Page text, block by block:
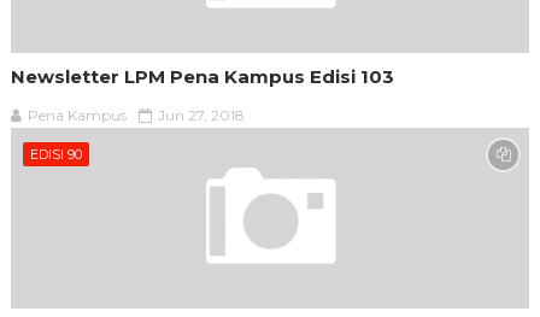
Newsletter LPM Pena Kampus Edisi 103
Pena Kampus Jun 27, 2018
EDISI 90